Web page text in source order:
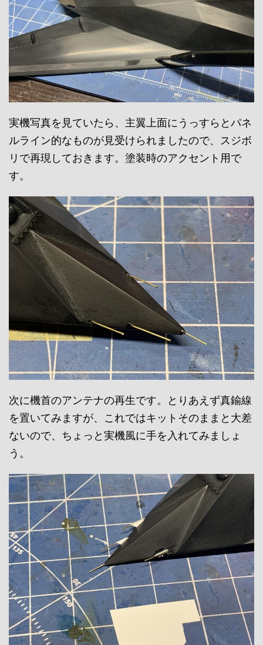
実機写真を見ていたら、主翼上面にうっすらとパネ
ルライン的なものが見受けられましたので、スジボ
リで再現しておきます。塗装時のアクセント用で
す。
次に機首のアンテナの再生です。とりあえず真鍮線
を置いてみますが、これではキットそのままと大差
ないので、ちょっと実機風に手を入れてみましょ
う。